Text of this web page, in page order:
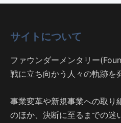
サイトについて
ファウンダーメンタリー
戦に立ち向かう人々の軌跡を
事業変革や新規事業への取り
のほか、決断に至るまでの迷